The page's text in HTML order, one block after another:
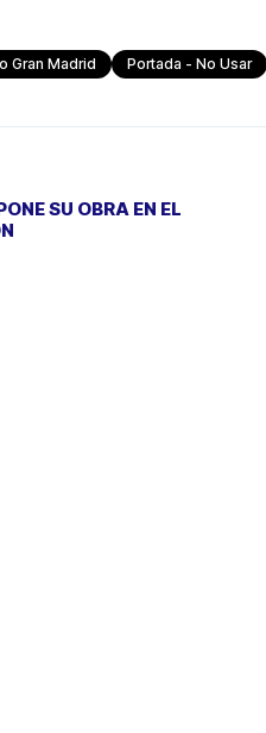
Gran Madrid Portada - No Usar
SU OBRA EN EL